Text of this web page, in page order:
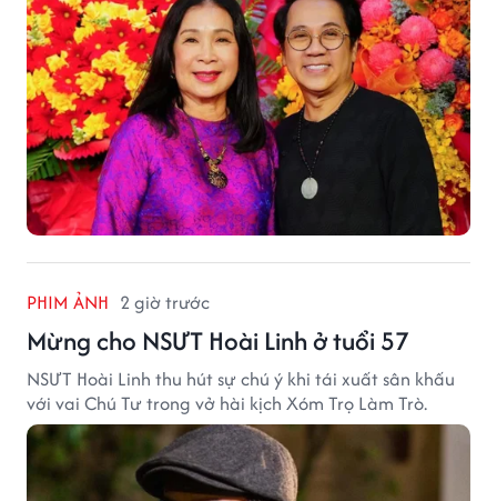
PHIM ẢNH 2 giờ trước
Mừng cho NSƯT Hoài Linh ở tuổi 57
NSƯT Hoài Linh thu hút sự chú ý khi tái xuất sân khấu
với vai Chú Tư trong vở hài kịch Xóm Trọ Làm Trò.